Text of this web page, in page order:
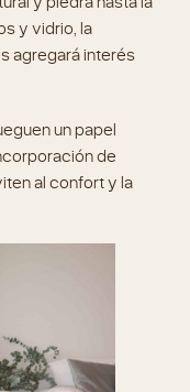
y vidrio, la
agregará interés
un papel
de
al confort y la